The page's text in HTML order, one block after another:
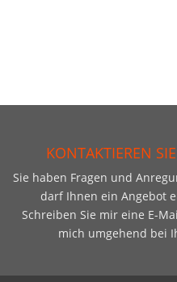
KONTAKTIEREN
Sie haben Fragen und
darf Ihnen ein Angebot
Schreiben Sie mir eine E-
mich umgehend bei